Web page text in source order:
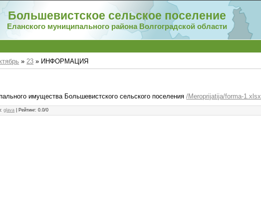
Большевистское сельское поселение
Еланского муниципального района Волгоградской области
» 23 » ИНФОРМАЦИЯ
имущества Большевистского сельского поселения/Meroprijatija/forma-1.xlsx
:glava Рейтинг:0.0/0